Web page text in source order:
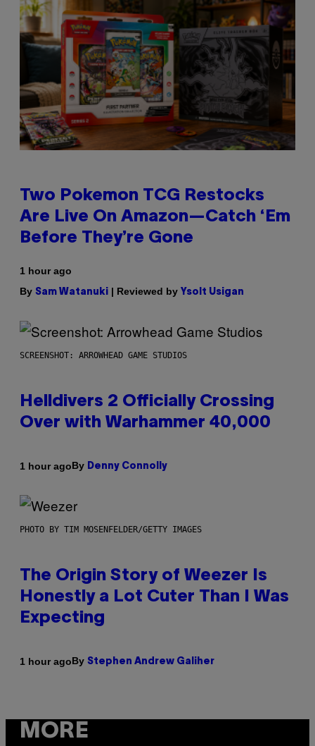
Two Pokemon TCG Restocks
Are Live On Amazon—Catch ‘Em
Before They’re Gone
1 hour ago
By Sam Watanuki | Reviewed by Ysolt Usigan
SCREENSHOT: ARROWHEAD GAME STUDIOS
Helldivers 2 Officially Crossing
Over with Warhammer 40,000
1 hour agoBy Denny Connolly
PHOTO BY TIM MOSENFELDER/GETTY IMAGES
The Origin Story of Weezer Is
Honestly a Lot Cuter Than I Was
Expecting
1 hour agoBy Stephen Andrew Galiher
MORE